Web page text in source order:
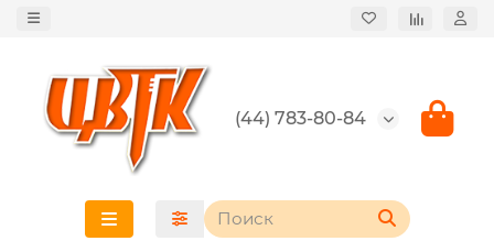
(44) 783-80-84